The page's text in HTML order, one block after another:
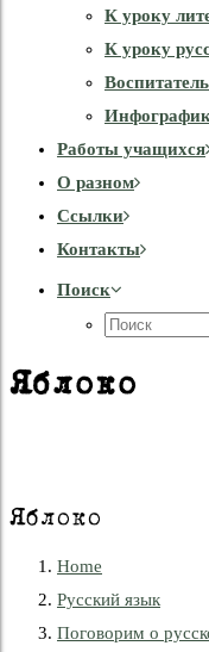
К уроку
К уроку
Работы учащихся
О разном
Cсылки
Контакты
Поиск
Яблоко
Яблоко
Home
Русский язык
Поговорим о